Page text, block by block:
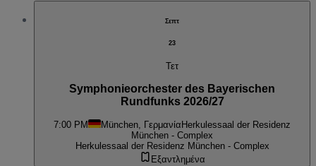
Σεπτ
23
Τετ
Symphonieorchester des Bayerischen
Rundfunks 2026/27
7:00 PM München, ΓερμανίαHerkulessaal der Residenz
München - Complex
Herkulessaal der Residenz München - Complex
Εξαντλημένα